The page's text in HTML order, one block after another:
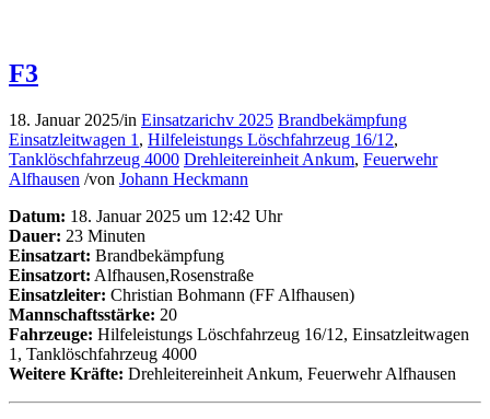
F3
18. Januar 2025/in Einsatzarichv 2025 Brandbekämpfung
Einsatzleitwagen 1 , Hilfeleistungs Löschfahrzeug 16/12,
Tanklöschfahrzeug 4000 Drehleitereinheit Ankum, Feuerwehr
Alfhausen /von Johann Heckmann
Datum: 18. Januar 2025 um 12:42 Uhr
Dauer: 23 Minuten
Einsatzart: Brandbekämpfung
Einsatzort: Alfhausen,Rosenstraße
Einsatzleiter: Christian Bohmann (FF Alfhausen)
Mannschaftsstärke: 20
Fahrzeuge: Hilfeleistungs Löschfahrzeug 16/12, Einsatzleitwagen
1, Tanklöschfahrzeug 4000
Weitere Kräfte: Drehleitereinheit Ankum, Feuerwehr Alfhausen